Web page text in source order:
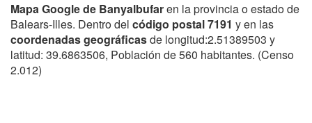
Mapa Google de Banyalbufaren la provincia o estado de
Balears-Illes. Dentro del código postal 7191 y en las
coordenadas geográficasde longitud:2.51389503 y
latitud: 39.6863506, Población de 560 habitantes. (Censo
2.012)